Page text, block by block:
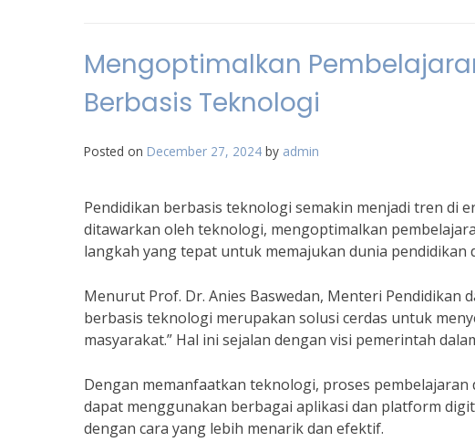
Mengoptimalkan
Berbasis Teknologi
Posted on December 27, 2024 by admin
Pendidikan berbasis teknologi semakin menjadi tren di
ditawarkan oleh teknologi, mengoptimalkan
langkah yang tepat untuk memajukan dunia pendidikan
Menurut Prof. Dr. Anies Baswedan, Menteri Pendidikan
berbasis teknologi merupakan solusi cerdas untuk
masyarakat.” Hal ini sejalan dengan visi pemerintah
Dengan memanfaatkan teknologi, proses
dapat menggunakan berbagai aplikasi dan platform
dengan cara yang lebih menarik dan efektif.